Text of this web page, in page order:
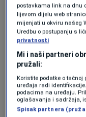
postavkama link na dnu
lijevom dijelu web
mijenjati u okviru našeg
Uredbu o postupanju s
privatnosti
Mi i naši partneri
pružali:
Koristite podatke o
uređaja radi
podacima na uređaju.
oglašavanja i sadržaja,
Spisak partnera